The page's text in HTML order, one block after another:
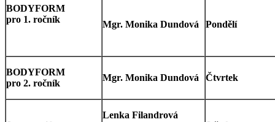
BODYFORM
pro 1. ročník
Mgr. Monika Dundová Pondělí
BODYFORM
pro 2. ročník
Mgr. Monika Dundová Čtvrtek
Lenka Filandrová